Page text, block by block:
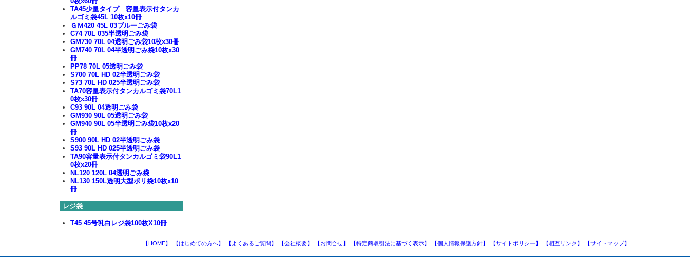
TA45少量タイプ 容量表示付タンカ
ルゴミ袋45L 10枚x10冊
ＧＭ420 45L 03ブルーごみ袋
C74 70L 035半透明ごみ袋
GM730 70L 04透明ごみ袋10枚x30冊
GM740 70L 04半透明ごみ袋10枚x30
冊
PP78 70L 05透明ごみ袋
S700 70L HD 02半透明ごみ袋
S73 70L HD 025半透明ごみ袋
TA70容量表示付タンカルゴミ袋70L1
0枚x30冊
C93 90L 04透明ごみ袋
GM930 90L 05透明ごみ袋
GM940 90L 05半透明ごみ袋10枚x20
冊
S900 90L HD 02半透明ごみ袋
S93 90L HD 025半透明ごみ袋
TA90容量表示付タンカルゴミ袋90L1
0枚x20冊
NL120 120L 04透明ごみ袋
NL130 150L透明大型ポリ袋10枚x10
冊
レジ袋
T45 45号乳白レジ袋100枚X10冊
【HOME】 【はじめての方へ】 【よくあるご質問】 【会社概要】 【お問合せ】 【特定商取引法に基づく表示】 【個人情報保護方針】 【サイトポリシー】 【相互リンク】 【サイトマップ】